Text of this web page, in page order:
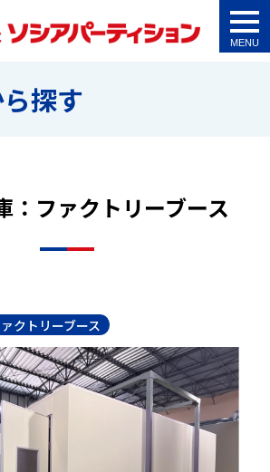
探す
：ファクトリーブース
クトリーブース